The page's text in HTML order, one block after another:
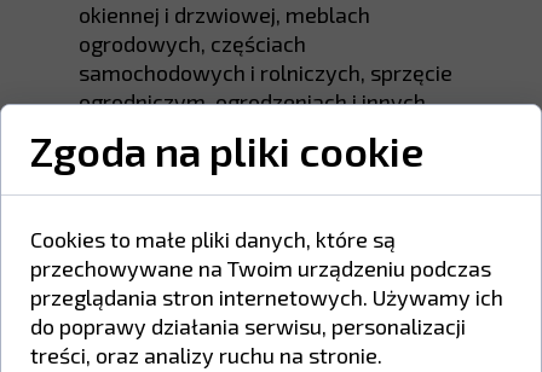
okiennej i drzwiowej, meblach
ogrodowych, częściach
samochodowych i rolniczych, sprzęcie
ogrodniczym, ogrodzeniach i innych
Farby poliestrowe zawierają żywice
poliestrowe kwasu karboksylowego,
wysokiej jakości pigmenty odporne na
promieniowanie UV i warunki
atmosferyczne.
Zgoda na pliki cookie
Cookies to małe pliki danych, które są
przechowywane na Twoim urządzeniu podczas
przeglądania stron internetowych. Używamy ich
do poprawy działania serwisu, personalizacji
treści, oraz analizy ruchu na stronie.